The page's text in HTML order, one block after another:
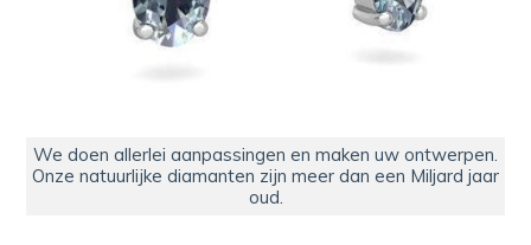
We doen allerlei aanpassingen en maken uw ontwerpen.
Onze natuurlijke diamanten zijn meer dan een Miljard jaar
oud.